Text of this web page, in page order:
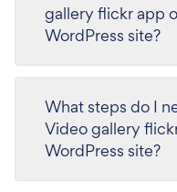
gallery flickr app
WordPress site?
What steps do I
Video gallery
WordPress site?